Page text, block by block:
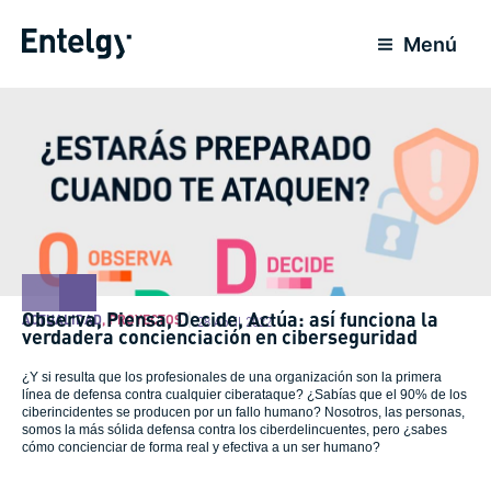
Menú
ACTUALIDAD PROYECTOS 28 Abril 2022
Observa, Piensa, Decide, Actúa: así funciona la
verdadera concienciación en ciberseguridad
¿Y si resulta que los profesionales de una organización son la primera
línea de defensa contra cualquier ciberataque? ¿Sabías que el 90% de los
ciberincidentes se producen por un fallo humano? Nosotros, las personas,
somos la más sólida defensa contra los ciberdelincuentes, pero ¿sabes
cómo concienciar de forma real y efectiva a un ser humano?